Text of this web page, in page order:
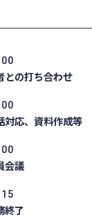
との打ち合わせ
対応、資料作成等
会議
終了